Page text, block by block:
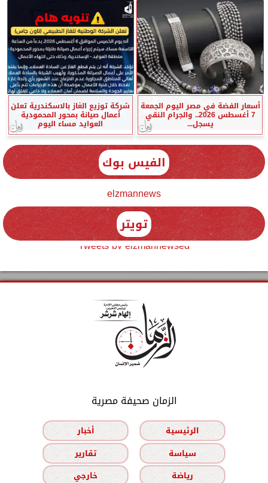
أسعار الفضة في مصر اليوم الجمعة
7 أغسطس 2026.. والجرام النقي
يسجل...
شركة توزيع الغاز بالاسكندرية تعلن
أعمال صيانة بمحور المحمودية
العوايد مساء اليوم
الفيس بوك
elzmannews
تويتر
Tweets by elzmannewseg
الزمان صحيفة مصرية
الرئيسية
أخبار
سياسة
تقارير
رياضة
خارجي